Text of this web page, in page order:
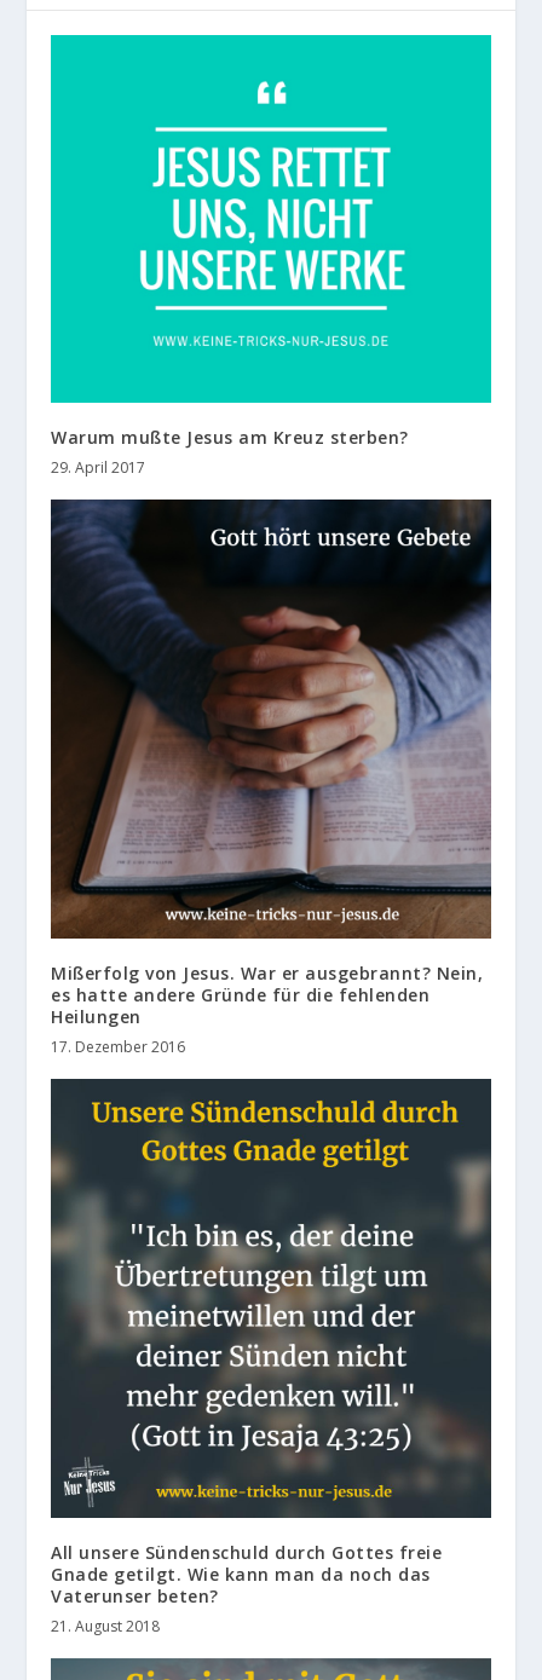
Warum mußte Jesus am Kreuz sterben?
29. April 2017
Mißerfolg von Jesus. War er ausgebrannt? Nein,
es hatte andere Gründe für die fehlenden
Heilungen
17. Dezember 2016
All unsere Sündenschuld durch Gottes freie
Gnade getilgt. Wie kann man da noch das
Vaterunser beten?
21. August 2018